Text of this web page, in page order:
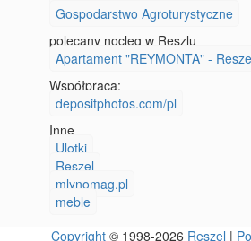
Gospodarstwo Agroturystyczne
polecany nocleg w Reszlu
Apartament "REYMONTA" -
Współpraca:
depositphotos.com/pl
Inne
Ulotki
Reszel
mlynomag.pl
meble
Copyright© 1998-2026 Reszel |